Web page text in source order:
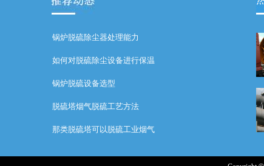
锅炉脱硫除尘器处理能力
如何对脱硫除尘设备进行保温
锅炉脱硫设备选型
脱硫塔烟气脱硫工艺方法
那类脱硫塔可以脱硫工业烟气